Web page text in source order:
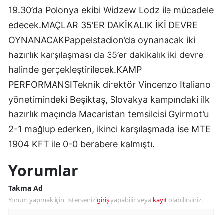
19.30’da Polonya ekibi Widzew Lodz ile mücadele
edecek.MAÇLAR 35’ER DAKİKALIK İKİ DEVRE
OYNANACAKPappelstadion’da oynanacak iki
hazırlık karşılaşması da 35’er dakikalık iki devre
halinde gerçekleştirilecek.KAMP
PERFORMANSITeknik direktör Vincenzo Italiano
yönetimindeki Beşiktaş, Slovakya kampındaki ilk
hazırlık maçında Macaristan temsilcisi Gyirmot’u
2-1 mağlup ederken, ikinci karşılaşmada ise MTE
1904 KFT ile 0-0 berabere kalmıştı.
Yorumlar
Takma Ad
Yorum yapmak için, istersenizgirişyapabilir veya kayıt olabilirsiniz.